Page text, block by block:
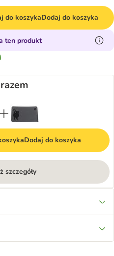
do koszykaDodaj do koszyka
ten produkt
Dodaj do koszyka
szczegóły